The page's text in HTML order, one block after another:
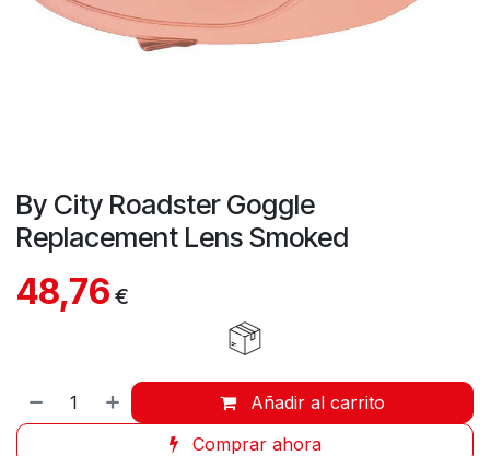
By City Roadster Goggle
Replacement Lens Smoked
48,76 €
Añadir al carrito
Comprar ahora